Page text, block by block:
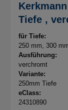
Tiefe ,
für Tiefe:
250 mm, 300
Ausführung:
verchromt
Variante:
250mm Tiefe
eClass:
24310890